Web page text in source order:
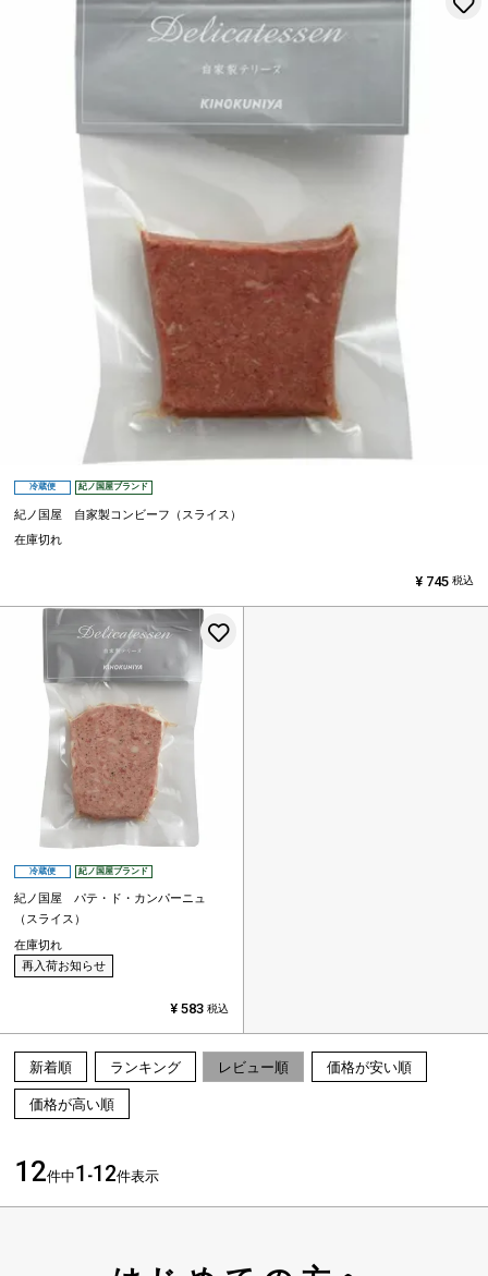
冷蔵便 紀ノ国屋ブランド
紀ノ国屋 自家製コンビーフ（スライス）
在庫切れ
¥ 745 税込
冷蔵便 紀ノ国屋ブランド
紀ノ国屋 パテ・ド・カンパーニュ
（スライス）
在庫切れ
再入荷お知らせ
¥ 583 税込
新着順 ランキング レビュー順 価格が安い順
価格が高い順
12件中1 -12件表示